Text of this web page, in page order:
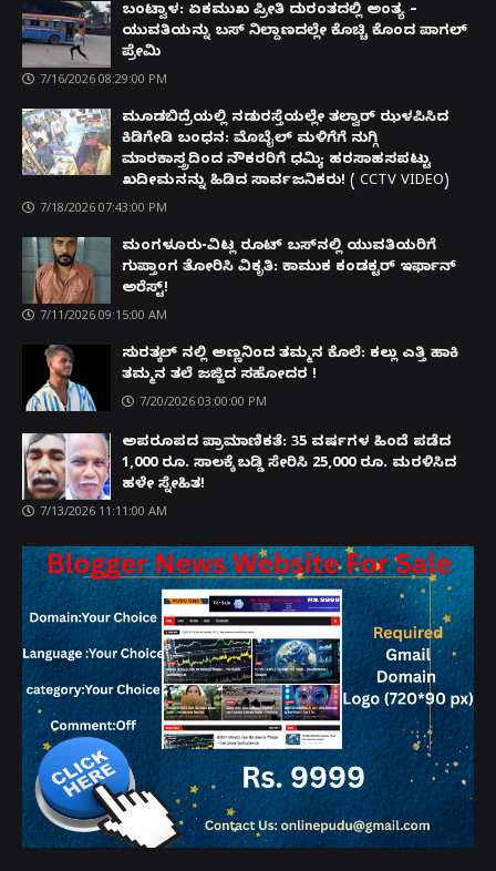
ಬಂಟ್ವಾಳ: ಏಕಮುಖ ಪ್ರೀತಿ ದುರಂತದಲ್ಲಿ ಅಂತ್ಯ –
ಯುವತಿಯನ್ನು ಬಸ್ ನಿಲ್ದಾಣದಲ್ಲೇ ಕೊಚ್ಚಿ ಕೊಂದ ಪಾಗಲ್
ಪ್ರೇಮಿ
7/16/2026 08:29:00 PM
ಮೂಡಬಿದ್ರೆಯಲ್ಲಿ ನಡುರಸ್ತೆಯಲ್ಲೇ ತಲ್ವಾರ್ ಝಳಪಿಸಿದ
ಕಿಡಿಗೇಡಿ ಬಂಧನ: ಮೊಬೈಲ್ ಮಳಿಗೆಗೆ ನುಗ್ಗಿ
ಮಾರಕಾಸ್ತ್ರದಿಂದ ನೌಕರರಿಗೆ ಧಮ್ಕಿ; ಹರಸಾಹಸಪಟ್ಟು
ಖದೀಮನನ್ನು ಹಿಡಿದ ಸಾರ್ವಜನಿಕರು! ( CCTV VIDEO)
7/18/2026 07:43:00 PM
ಮಂಗಳೂರು-ವಿಟ್ಲ ರೂಟ್ ಬಸ್‌ನಲ್ಲಿ ಯುವತಿಯರಿಗೆ
ಗುಪ್ತಾಂಗ ತೋರಿಸಿ ವಿಕೃತಿ: ಕಾಮುಕ ಕಂಡಕ್ಟರ್ ಇರ್ಫಾನ್
ಅರೆಸ್ಟ್!
7/11/2026 09:15:00 AM
ಸುರತ್ಕಲ್ ನಲ್ಲಿ ಅಣ್ಣನಿಂದ ತಮ್ಮನ ಕೊಲೆ: ಕಲ್ಲು ಎತ್ತಿ ಹಾಕಿ
ತಮ್ಮನ ತಲೆ ಜಜ್ಜಿದ ಸಹೋದರ !
7/20/2026 03:00:00 PM
ಅಪರೂಪದ ಪ್ರಾಮಾಣಿಕತೆ: 35 ವರ್ಷಗಳ ಹಿಂದೆ ಪಡೆದ
1,000 ರೂ. ಸಾಲಕ್ಕೆ ಬಡ್ಡಿ ಸೇರಿಸಿ 25,000 ರೂ. ಮರಳಿಸಿದ
ಹಳೇ ಸ್ನೇಹಿತ!
7/13/2026 11:11:00 AM